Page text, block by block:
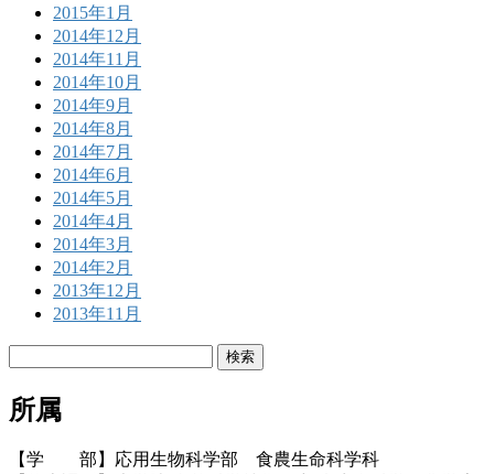
2015年1月
2014年12月
2014年11月
2014年10月
2014年9月
2014年8月
2014年7月
2014年6月
2014年5月
2014年4月
2014年3月
2014年2月
2013年12月
2013年11月
所属
【学 部】応用生物科学部 食農生命科学科